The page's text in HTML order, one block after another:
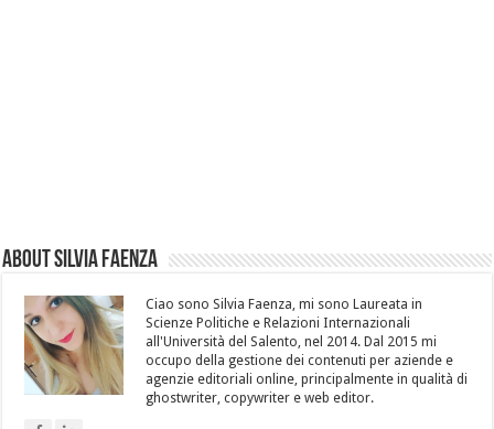
About Silvia Faenza
Ciao sono Silvia Faenza, mi sono Laureata in
Scienze Politiche e Relazioni Internazionali
all'Università del Salento, nel 2014. Dal 2015 mi
occupo della gestione dei contenuti per aziende e
agenzie editoriali online, principalmente in qualità di
ghostwriter, copywriter e web editor.